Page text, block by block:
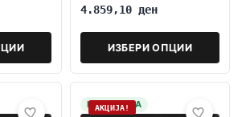
4.859,10 ден
ИЗБЕРИ ОПЦИИ
НА ЗАЛИХА
АКЦИЈА!